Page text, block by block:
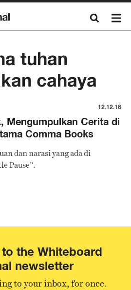
tuhan
cahaya
12.12.18
Mengumpulkan Cerita di
Comma Books
dan narasi yang ada di
Pause”.
the Whiteboard
newsletter
to your inbox, for once.